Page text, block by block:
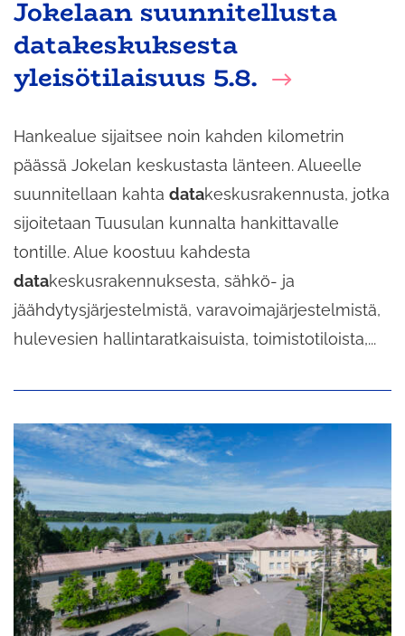
Jokelaan suunnitellusta
datakeskuksesta
yleisötilaisuus 5.8.
Hankealue sijaitsee noin kahden kilometrin
päässä Jokelan keskustasta länteen. Alueelle
suunnitellaan kahta datakeskusrakennusta, jotka
sijoitetaan Tuusulan kunnalta hankittavalle
tontille. Alue koostuu kahdesta
datakeskusrakennuksesta, sähkö- ja
jäähdytysjärjestelmistä, varavoimajärjestelmistä,
hulevesien hallintaratkaisuista, toimistotiloista,...